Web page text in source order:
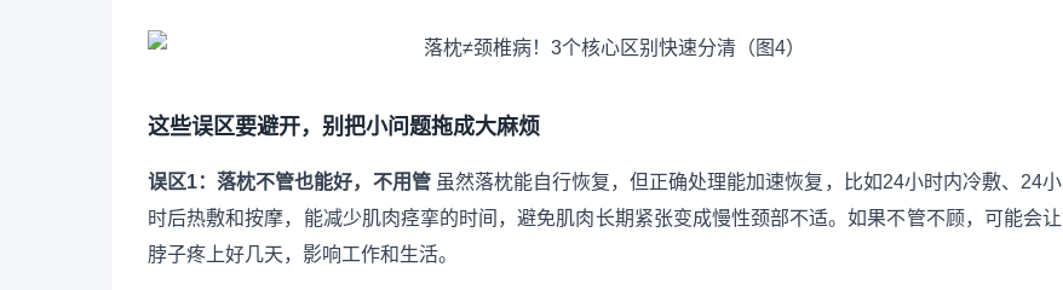
这些误区要避开，别把小问题拖成大麻烦
误区1：落枕不管也能好，不用管虽然落枕能自行恢复，但正确处理能加速恢复，比如24小时内冷敷、24小
时后热敷和按摩，能减少肌肉痉挛的时间，避免肌肉长期紧张变成慢性颈部不适。如果不管不顾，可能会让
脖子疼上好几天，影响工作和生活。